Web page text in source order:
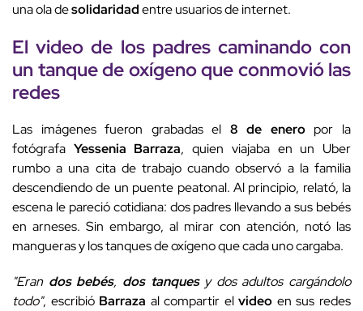
una ola desolidaridadentre usuarios de internet.
Elvideo de los padres caminando con
un tanque de oxígeno que conmovió las
redes
Las imágenes fueron grabadas el 8 de eneropor la
fotógrafa Yessenia Barraza, quien viajaba en un Uber
rumbo a una cita de trabajo cuando observó a la familia
descendiendo de un puente peatonal. Al principio, relató, la
escena le pareció cotidiana: dos padres llevando a sus bebés
en arneses. Sin embargo, al mirar con atención, notó las
mangueras y los tanques de oxígeno que cada uno cargaba.
"Eran dos bebés, dos tanquesy dos adultos cargándolo
todo", escribió Barraza al compartir elvideo en sus redes